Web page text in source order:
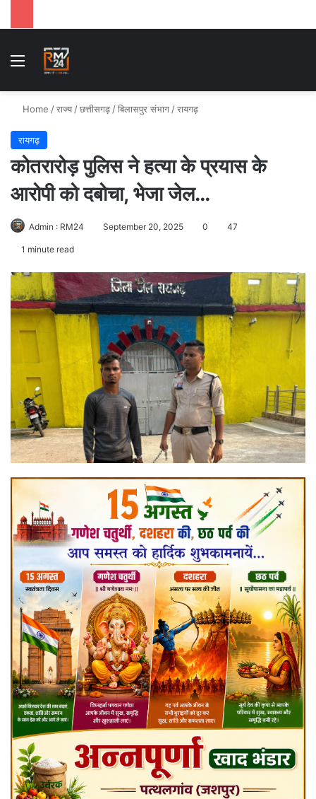
Menu
Home /राज्य /छत्तीसगढ़ /बिलासपुर संभाग /रायगढ़
रायगढ़
कोतरारोड़ पुलिस ने हत्या के प्रयास के
आरोपी को दबोचा, भेजा जेल…
Admin : RM24 September 20, 2025 0 47
1 minute read